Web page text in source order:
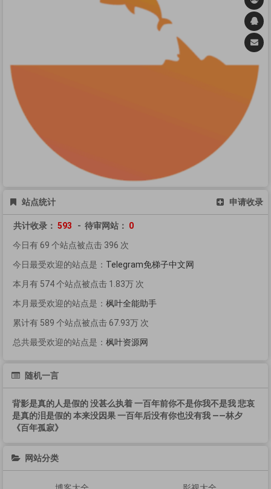
站点统计 申请收录
共计收录： 593 - 待审网站： 0
今日有 69 个站点被点击 396 次
今日最受欢迎的站点是： Telegram免梯子中文网
本月有 574 个站点被点击 1.83万 次
本月最受欢迎的站点是： 枫叶全能助手
累计有 589 个站点被点击 67.93万 次
总共最受欢迎的站点是： 枫叶资源网
随机一言
背影是真的人是假的 没甚么执着 一百年前你不是你我不是我 悲哀
是真的泪是假的 本来没因果 一百年后没有你也没有我 ——林夕
《百年孤寂》
网站分类